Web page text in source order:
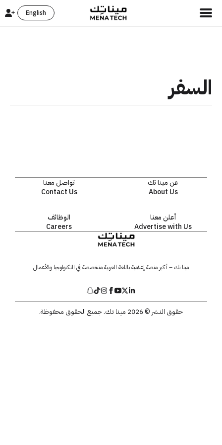
English
السفر
عن مينا تك
About Us
تواصل معنا
Contact Us
أعلن معنا
Advertise with Us
الوظائف
Careers
مينا تك – أكبر منصة إعلامية باللغة العربية متخصصة في التكنولوجيا والأعمال
حقوق النشر © 2026 مينا تك. جميع الحقوق محفوظة.